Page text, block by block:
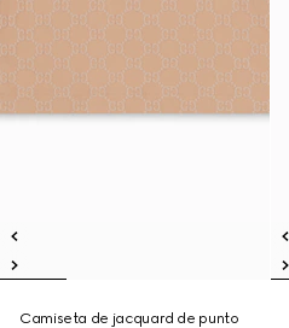
Camiseta de jacquard de punto